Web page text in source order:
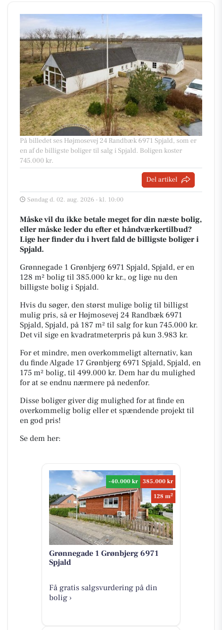
På billedet ses Højmosevej 24 Randbæk 6971 Spjald, som er
en af de billigste boliger til salg i Spjald. Boligen koster
745.000 kr.
Del artikel
Søndag d. 02. aug. 2026 - kl. 10:00
Måske vil du ikke betale meget for din næste bolig,
eller måske leder du efter et håndværkertilbud?
Lige her finder du i hvert fald de billigste boliger i
Spjald.
Grønnegade 1 Grønbjerg 6971 Spjald, Spjald, er en
128 m² bolig til 385.000 kr kr., og lige nu den
billigste bolig i Spjald.
Hvis du søger, den størst mulige bolig til billigst
mulig pris, så er Højmosevej 24 Randbæk 6971
Spjald, Spjald, på 187 m² til salg for kun 745.000 kr.
Det vil sige en kvadratmeterpris på kun 3.983 kr.
For et mindre, men overkommeligt alternativ, kan
du finde Algade 17 Grønbjerg 6971 Spjald, Spjald, en
175 m² bolig, til 499.000 kr. Dem har du mulighed
for at se endnu nærmere på nedenfor.
Disse boliger giver dig mulighed for at finde en
overkommelig bolig eller et spændende projekt til
en god pris!
Se dem her:
-40.000 kr
385.000 kr
128 m2
Grønnegade 1 Grønbjerg 6971
Spjald
Få gratis salgsvurdering på din
bolig ›